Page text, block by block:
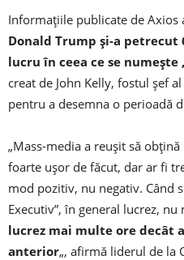
Informaţiile publicate de Axios
Donald Trump şi-a petrecut
lucru în ceea ce se
creat de John Kelly, fostul şef
pentru a desemna o perioadă
„Mass-media a reuşit să
foarte uşor de făcut, dar ar fi
mod pozitiv, nu negativ. Când
Executiv”, în general lucrez,
lucrez mai multe ore decât
anterior„, afirmă liderul de la